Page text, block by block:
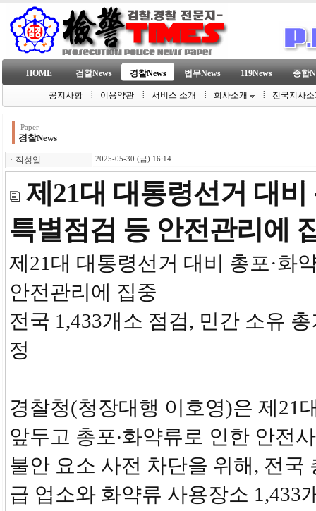
HOME 검찰News 경찰News 법무News 119News 종합
공지사항 이용약관 서비스 소개 회사소개 전국지사
Paper
경찰News
ㆍ 작성일 2025-05-30 (금) 16:14
제21대 대통령선거 대비
특별점검 등 안전관리에
제21대 대통령선거 대비 총포·화
안전관리에 집중
전국 1,433개소 점검, 민간 소유
정
경찰청(청장대행 이호영)은 제21
앞두고 총포‧화약류로 인한 안전
불안 요소 사전 차단을 위해, 전국
급 업소와 화약류 사용장소 1,433